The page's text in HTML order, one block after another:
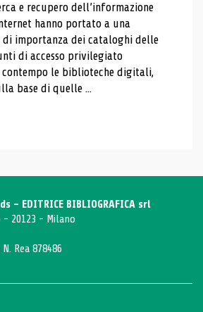
e recupero dell’informazione
hanno portato a una
importanza dei cataloghi delle
di accesso privilegiato
contempo le biblioteche digitali,
base di quelle ...
- EDITRICE BIBLIOGRAFICA srl
- 20123 - Milano
N. Rea 878486